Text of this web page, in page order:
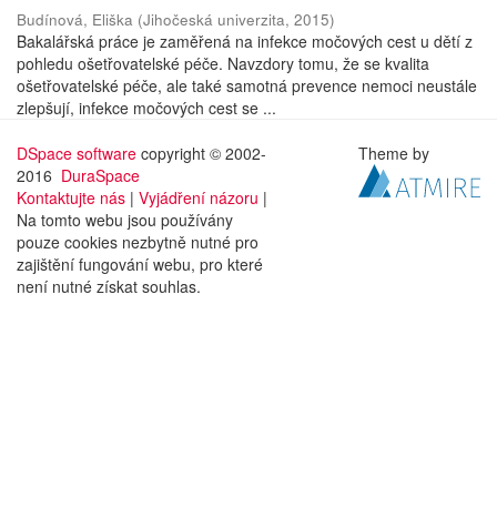
Budínová, Eliška (Jihočeská univerzita, 2015)
Bakalářská práce je zaměřená na infekce močových cest u dětí z
pohledu ošetřovatelské péče. Navzdory tomu, že se kvalita
ošetřovatelské péče, ale také samotná prevence nemoci neustále
zlepšují, infekce močových cest se ...
DSpace software copyright © 2002-
2016 DuraSpace
Kontaktujte nás | Vyjádření názoru |
Na tomto webu jsou používány
pouze cookies nezbytně nutné pro
zajištění fungování webu, pro které
není nutné získat souhlas.
Theme by